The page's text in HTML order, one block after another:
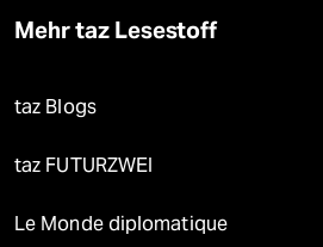
Mehr taz Lesestoff
taz Blogs
taz FUTURZWEI
Le Monde diplomatique